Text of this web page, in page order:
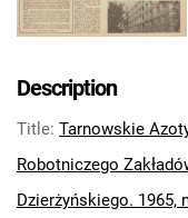
Feliksa
Tarnowskie
Feliksa
Description
Title: Tarnowskie
Robotniczego
Dzierżyńskiego. 1965,